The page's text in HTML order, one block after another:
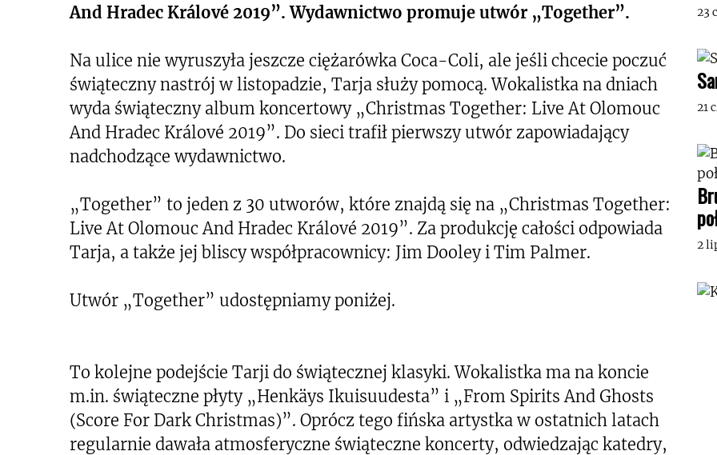
And Hradec Králové 2019”. Wydawnictwo promuje utwór „Together”.
Na ulice nie wyruszyła jeszcze ciężarówka Coca-Coli, ale jeśli chcecie poczuć
świąteczny nastrój w listopadzie, Tarja służy pomocą. Wokalistka na dniach
wyda świąteczny album koncertowy „Christmas Together: Live At Olomouc
And Hradec Králové 2019”. Do sieci trafił pierwszy utwór zapowiadający
nadchodzące wydawnictwo.
„Together” to jeden z 30 utworów, które znajdą się na „Christmas Together:
Live At Olomouc And Hradec Králové 2019”. Za produkcję całości odpowiada
Tarja, a także jej bliscy współpracownicy: Jim Dooley i Tim Palmer.
Utwór „Together” udostępniamy poniżej.
To kolejne podejście Tarji do świątecznej klasyki. Wokalistka ma na koncie
m.in. świąteczne płyty „Henkäys Ikuisuudesta” i „From Spirits And Ghosts
(Score For Dark Christmas)”. Oprócz tego fińska artystka w ostatnich latach
regularnie dawała atmosferyczne świąteczne koncerty, odwiedzając katedry,
23
21
2